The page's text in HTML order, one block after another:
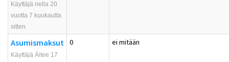
Käyttäjä nella 20
vuotta 7 kuukautta
sitten
Asumismaksut
Käyttäjä Äitee 17
0 ei mitään